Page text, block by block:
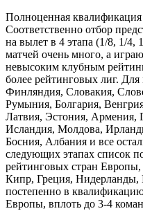
Полноценная квалификация
Соответственно отбор
на вылет в 4 этапа (1/8, 1/
матчей очень много, а
невысоким клубным
более рейтинговых лиг.
Финляндия, Словакия,
Румыния, Болгария,
Латвия, Эстония, Армения,
Исландия, Молдова,
Босния, Албания и все
следующих этапах список
рейтинговых стран
Кипр, Греция,
постепенно в
Европы, вплоть до 3-4